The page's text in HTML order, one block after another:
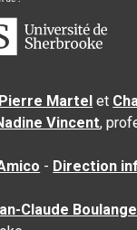
Pierre Martel et
Vincent,
- Direction
Claude